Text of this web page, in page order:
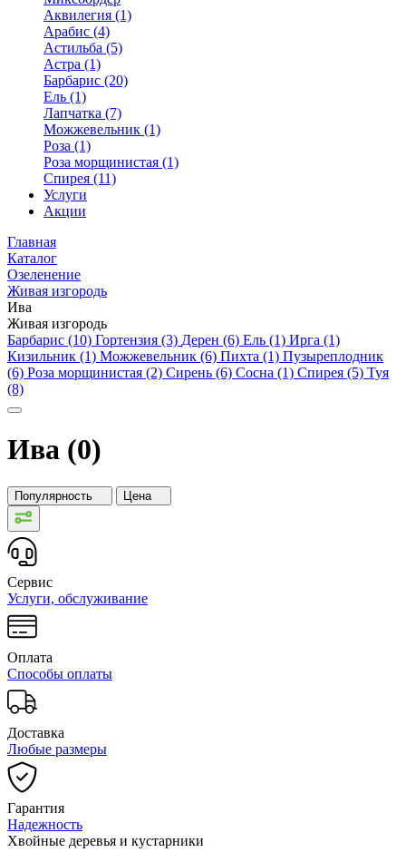
Аквилегия (1)
Арабис (4)
Астильба (5)
Астра (1)
Барбарис (20)
Ель (1)
Лапчатка (7)
Можжевельник (1)
Роза (1)
Роза морщинистая (1)
Спирея (11)
Услуги
Акции
Главная
Каталог
Озеленение
Живая изгородь
Ива
Живая изгородь
Барбарис (10) Гортензия (3) Дерен (6) Ель (1) Ирга (1)
Кизильник (1) Можжевельник (6) Пихта (1) Пузыреплодник
(6) Роза морщинистая (2) Сирень (6) Сосна (1) Спирея (5) Туя
(8)
Ива (0)
Популярность Цена
Сервис
Услуги, обслуживание
Оплата
Способы оплаты
Доставка
Любые размеры
Гарантия
Надежность
Хвойные деревья и кустарники